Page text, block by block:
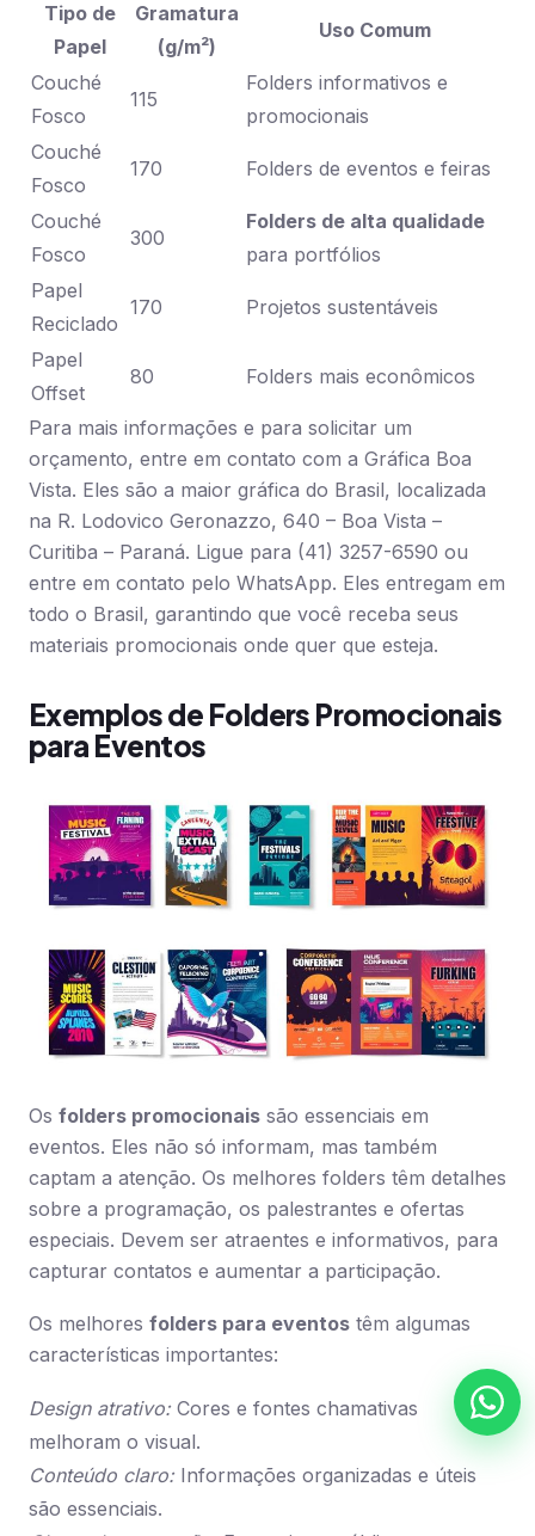
Tipo de
Papel
Gramatura
(g/m²)
Uso Comum
Couché
Fosco
115
Folders informativos e
promocionais
Couché
Fosco
170 Folders de eventos e feiras
Couché
Fosco
300
Folders de alta qualidade
para portfólios
Papel
Reciclado
170 Projetos sustentáveis
Papel
Offset
80 Folders mais econômicos
Para mais informações e para solicitar um
orçamento, entre em contato com a Gráfica Boa
Vista. Eles são a maior gráfica do Brasil, localizada
na R. Lodovico Geronazzo, 640 – Boa Vista –
Curitiba – Paraná. Ligue para (41) 3257-6590 ou
entre em contato pelo WhatsApp. Eles entregam em
todo o Brasil, garantindo que você receba seus
materiais promocionais onde quer que esteja.
Exemplos de Folders Promocionais
para Eventos
Os folders promocionais são essenciais em
eventos. Eles não só informam, mas também
captam a atenção. Os melhores folders têm detalhes
sobre a programação, os palestrantes e ofertas
especiais. Devem ser atraentes e informativos, para
capturar contatos e aumentar a participação.
Os melhores folders para eventos têm algumas
características importantes:
Design atrativo:Cores e fontes chamativas
melhoram o visual.
Conteúdo claro:Informações organizadas e úteis
são essenciais.